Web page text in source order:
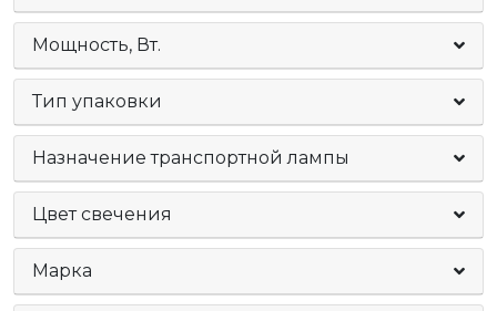
Мощность, Вт.
Тип упаковки
Назначение транспортной лампы
Цвет свечения
Марка